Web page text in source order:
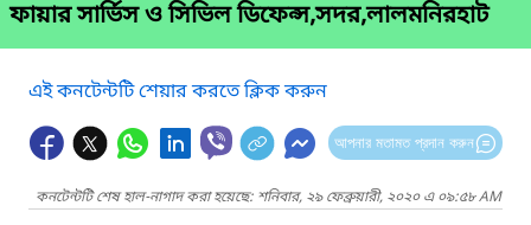
ফায়ার সার্ভিস ও সিভিল ডিফেন্স,সদর,লালমনিরহাট
এই কনটেন্টটি শেয়ার করতে ক্লিক করুন
আপনার মতামত প্রদান করুন
কনটেন্টটি শেষ হাল-নাগাদ করা হয়েছে: শনিবার, ২৯ ফেব্রুয়ারী, ২০২০ এ ০৯:৫৮ AM